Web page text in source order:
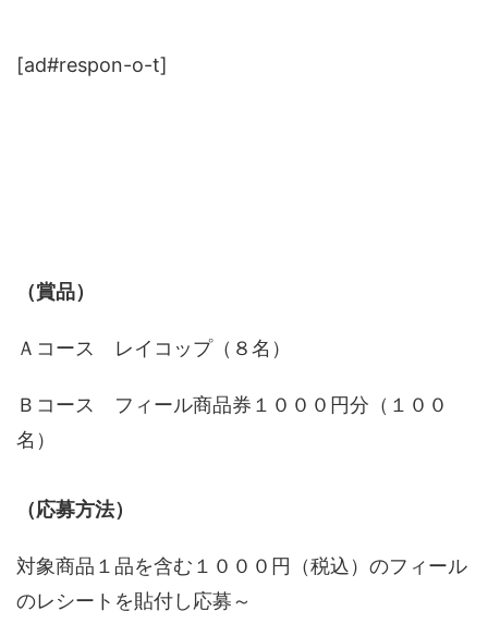
[ad#respon-o-t]
（賞品）
Ａコース レイコップ（８名）
Ｂコース フィール商品券１０００円分（１００
名）
（応募方法）
対象商品１品を含む１０００円（税込）のフィール
のレシートを貼付し応募～